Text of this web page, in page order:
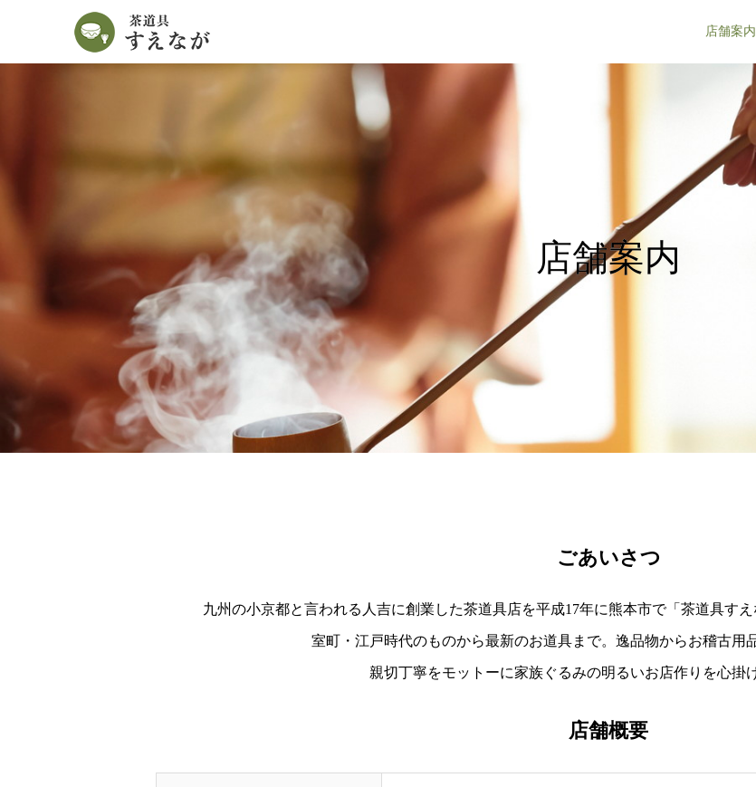
店舗案内
店舗案内
ごあいさつ
九州の小京都と言われる人吉に創業した茶道具店を平成17年に熊本市で「茶道具す
室町・江戸時代のものから最新のお道具まで。逸品物からお稽古用
親切丁寧をモットーに家族ぐるみの明るいお店作りを心掛
店舗概要